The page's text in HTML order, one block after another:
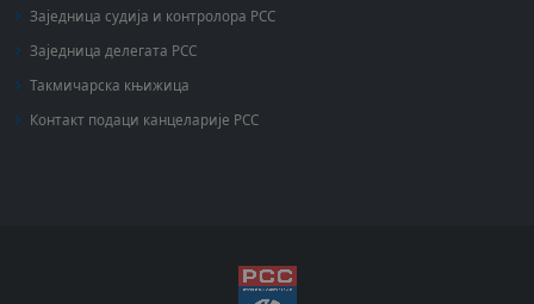
Заједница судија и контролора РСС
Заједница делегата РСС
Такмичарска књижица
Контакт подаци канцеларије РСС